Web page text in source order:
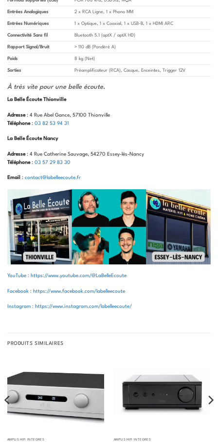
Entrées Analogiques 2 x RCA Ligne, 1 x Phono MM
Entrées Numériques 1 x Optique, 1 x Coaxial, 1 x USB-B, 1 x HDMI ARC
Connectivité Sans fil Bluetooth 5.1 (aptX / aptX HD)
Rapport Signal/Bruit > 110 dB (Pondéré A)
Poids 8 kg (Net)
Sorties Préamplificateur (RCA), Casque, Enceintes, Trigger 12V
À très vite pour une belle écoute.
La Belle Écoute Thionville
Adresse: 4 Rue Abel Gance, 57100 Thionville
Téléphone: 03 82 53 94 31
La Belle Écoute Nancy
Adresse: 4 Rue Catherine Sauvage, 54270 Essey-lès-Nancy
Téléphone: 03 57 29 83 30
Email : contact@labelleecoute.fr
YouTube : https://www.youtube.com/@LaBelleEcoute
Facebook : https://www.facebook.com/labelleecoute
Instagram : https://www.instagram.com/labelleecoute/
PRODUITS SIMILAIRES
AMPLIS HIFI INTÉGRÉS AMPLIS HIFI INTÉGRÉS